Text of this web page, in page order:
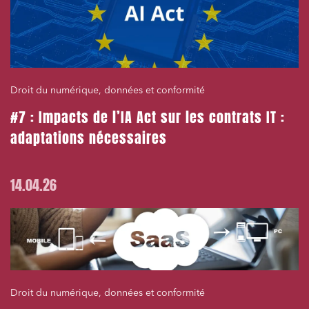
Droit du numérique, données et conformité
#7 : Impacts de l’IA Act sur les contrats IT :
adaptations nécessaires
14.04.26
Droit du numérique, données et conformité